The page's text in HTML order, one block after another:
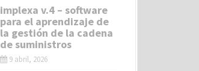
implexa v.4 – software
para el aprendizaje de
la gestión de la cadena
de suministros
9 abril, 2026